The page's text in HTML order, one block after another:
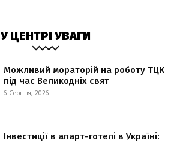
У ЦЕНТРІ УВАГИ
Можливий мораторій на роботу ТЦК
під час Великодніх свят
6 Серпня, 2026
Інвестиції в апарт-готелі в Україні: